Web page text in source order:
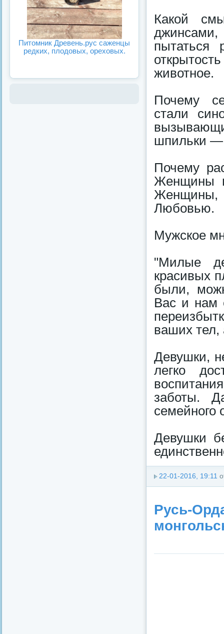
Какой
пытаться
животное.
Почему
стали
шпильки —
Почему
Женщины
Женщины,
Любовью.
Мужское
"Милые
красивых
были,
Вас и нам
ваших
Девушки,
легко
заботы.
семейного
Девушки
22-01-2016, 19:11
Русь-
Питомник Древень.рус саженцы
редких, плодовых, ореховых.